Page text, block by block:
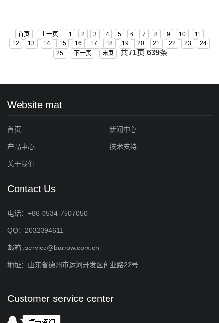
首页 上一页 1 2 3 4 5 6 7 8 9 10
11
12
13 14 15 16 17 18 19 20 21 22 23
24
25
下一页 末页 共71页 639条
Website mat
首页 新闻中心
产品中心 技术支持
关于我们
Contact Us
电话：+86-0534-7507050
QQ：2032394611
邮箱 :service@barrow.com.cn
地址：山东省德州市运河开发区创业路22号
Customer service center